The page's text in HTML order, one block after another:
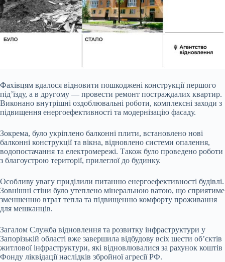
Фахівцям вдалося відновити пошкоджені конструкції першого
під’їзду, а в другому — провести ремонт постраждалих квартир.
Виконано внутрішні оздоблювальні роботи, комплексні заходи з
підвищення енергоефективності та модернізацію фасаду.
Зокрема, було укріплено балконні плити, встановлено нові
балконні конструкції та вікна, відновлено системи опалення,
водопостачання та електромережі. Також було проведено роботи
з благоустрою території, прилеглої до будинку.
Особливу увагу приділили питанню енергоефективності будівлі.
Зовнішні стіни було утеплено мінеральною ватою, що сприятиме
зменшенню втрат тепла та підвищенню комфорту проживання
для мешканців.
Загалом Служба відновлення та розвитку інфраструктури у
Запорізькій області вже завершила відбудову всіх шести об’єктів
житлової інфраструктури, які відновлювалися за рахунок коштів
Фонду ліквідації наслідків збройної агресії РФ.